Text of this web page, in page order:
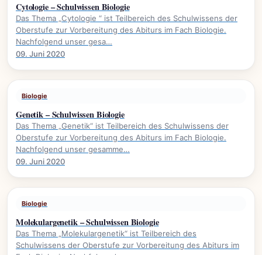
Cytologie – Schulwissen Biologie
Das Thema „Cytologie “ ist Teilbereich des Schulwissens der
Oberstufe zur Vorbereitung des Abiturs im Fach Biologie.
Nachfolgend unser gesa…
09. Juni 2020
Biologie
Genetik – Schulwissen Biologie
Das Thema „Genetik“ ist Teilbereich des Schulwissens der
Oberstufe zur Vorbereitung des Abiturs im Fach Biologie.
Nachfolgend unser gesamme…
09. Juni 2020
Biologie
Molekulargenetik – Schulwissen Biologie
Das Thema „Molekulargenetik“ ist Teilbereich des
Schulwissens der Oberstufe zur Vorbereitung des Abiturs im